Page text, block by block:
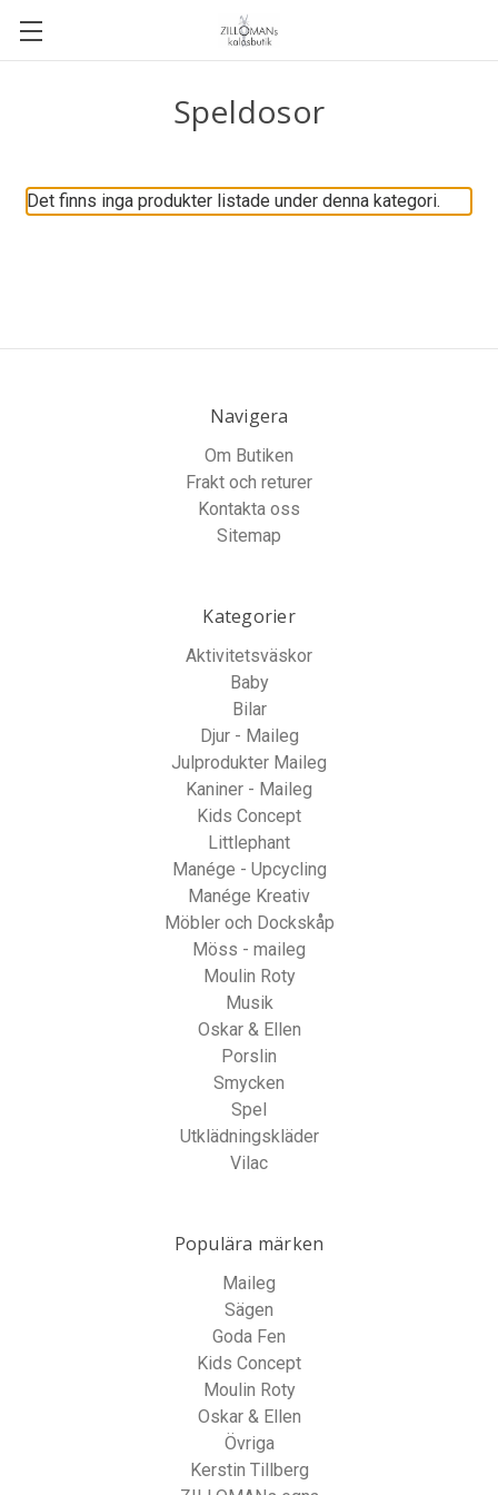
Speldosor
Det finns inga produkter listade under denna kategori.
Navigera
Om Butiken
Frakt och returer
Kontakta oss
Sitemap
Kategorier
Aktivitetsväskor
Baby
Bilar
Djur - Maileg
Julprodukter Maileg
Kaniner - Maileg
Kids Concept
Littlephant
Manége - Upcycling
Manége Kreativ
Möbler och Dockskåp
Möss - maileg
Moulin Roty
Musik
Oskar & Ellen
Porslin
Smycken
Spel
Utklädningskläder
Vilac
Populära märken
Maileg
Sägen
Goda Fen
Kids Concept
Moulin Roty
Oskar & Ellen
Övriga
Kerstin Tillberg